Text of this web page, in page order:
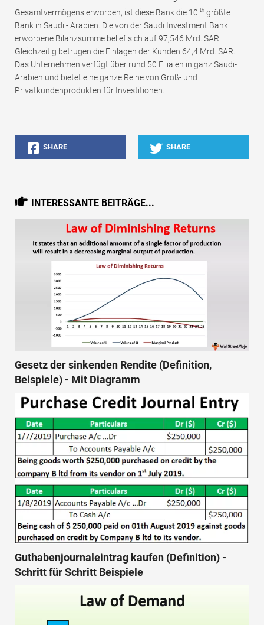
Gesamtvermögens erworben, ist diese Bank die 10 th größte
Bank in Saudi - Arabien. Die von der Saudi Investment Bank
erworbene Bilanzsumme belief sich auf 97,546 Mrd. SAR.
Gleichzeitig betrugen die Einlagen der Kunden 64,4 Mrd. SAR.
Das Unternehmen verfügt über rund 50 Filialen in ganz Saudi-
Arabien und bietet eine ganze Reihe von Groß- und
Privatkundenprodukten für Investitionen.
SHARE SHARE
INTERESSANTE BEITRÄGE...
Gesetz der sinkenden Rendite (Definition,
Beispiele) - Mit Diagramm
Guthabenjournaleintrag kaufen (Definition) -
Schritt für Schritt Beispiele